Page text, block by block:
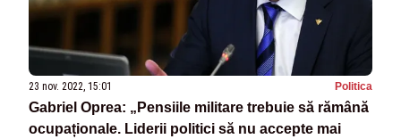
23 nov. 2022, 15:01 Politica
Gabriel Oprea: „Pensiile militare trebuie să rămână
ocupaționale. Liderii politici să nu accepte mai